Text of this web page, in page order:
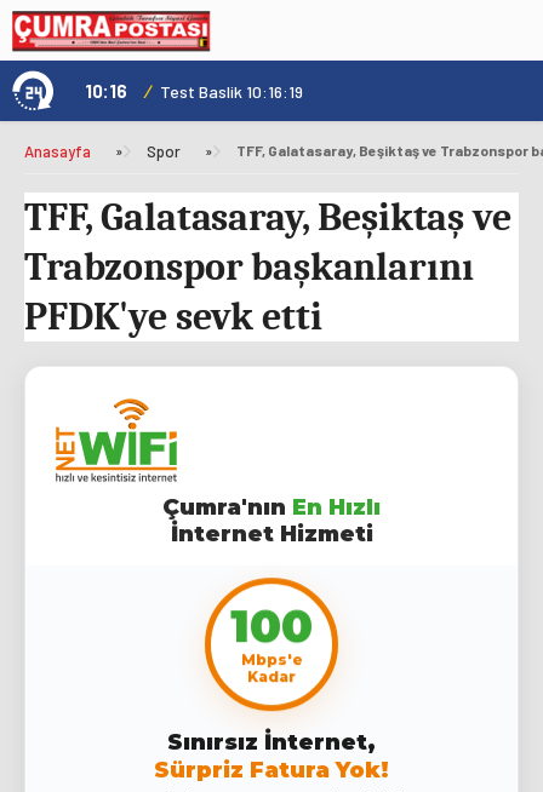
10:16 / Test Baslik 10:16:19
Anasayfa » Spor »
TFF, Galatasaray, Beşiktaş ve
Trabzonspor başkanlarını
PFDK'ye sevk etti
Çumra'nın En Hızlı
İnternet Hizmeti
100
Mbps'e
Kadar
Sınırsız İnternet,
Sürpriz Fatura Yok!